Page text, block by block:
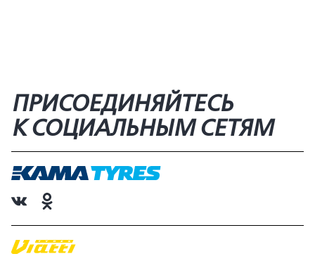
ПРИСОЕДИНЯЙТЕСЬ
К СОЦИАЛЬНЫМ СЕТЯМ